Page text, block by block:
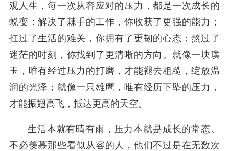
观人生，每一次从容应对的压力，都是一次成长的
蜕变：解决了棘手的工作，你收获了更强的能力；
扛过了生活的难关，你拥有了更韧的心态；熬过了
迷茫的时刻，你找到了更清晰的方向。就像一块璞
玉，唯有经过压力的打磨，才能褪去粗糙，绽放温
润的光泽；就像一只雄鹰，唯有经历下坠的压力，
才能振翅高飞，抵达更高的天空。
生活本就有晴有雨，压力本就是成长的常态。
不必羡慕那些看似从容的人，他们不过是在无数次